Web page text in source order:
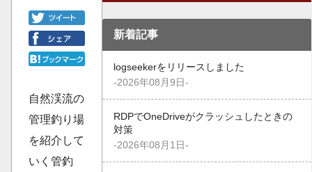
自然渓流の
管理釣り場
を紹介して
いく管釣
新着記事
logseekerをリリースしました
-2026年08月9日-
RDPでOneDriveがクラッシュしたときの
対策
-2026年08月1日-